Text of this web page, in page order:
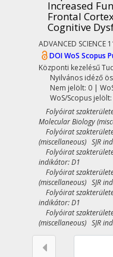
Increased
Frontal
Cognitive
ADVANCED SCIENCE
DOIWoS Scopus
Központi kezelésű
Nyilvános idéző
Nem jelölt: 0 |
WoS/Scopus
Folyóirat
Molecular Biology
Folyóirat
(miscellaneous) SJR
Folyóirat
indikátor: D1
Folyóirat
(miscellaneous) SJR
Folyóirat
indikátor: D1
Folyóirat
(miscellaneous) SJR